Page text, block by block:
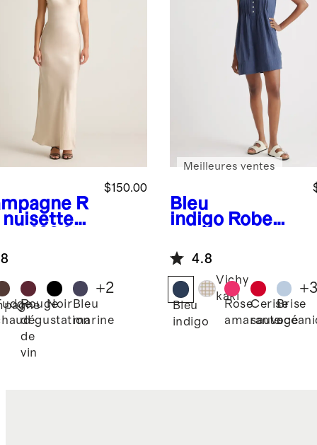
R
nuisette
$150.00
Rouge
dégustation
de
vin
Noir Bleu
marine
+2
Bleu
indigo Robe
manches en
gaze 100 %
coton
biologique
Meilleures ventes
4.8
Bleu
indigo
Vichy
kaki
Rose
amarante
Cerise
sauvage
Brise
+